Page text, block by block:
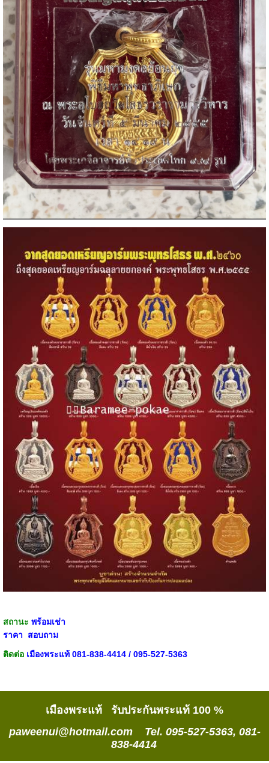
สถานะ พร้อมเช่า
ราคา สอบถาม
ติดต่อเมืองพระแท้ 081-838-4414 / 095-527-5363
เมืองพระแท้ รับประกันพระแท้ 100 %
paweenui@hotmail.com Tel. 095-527-5363, 081-
838-4414